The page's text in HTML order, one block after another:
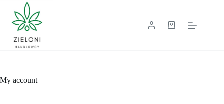
treści
Koszyk
My account